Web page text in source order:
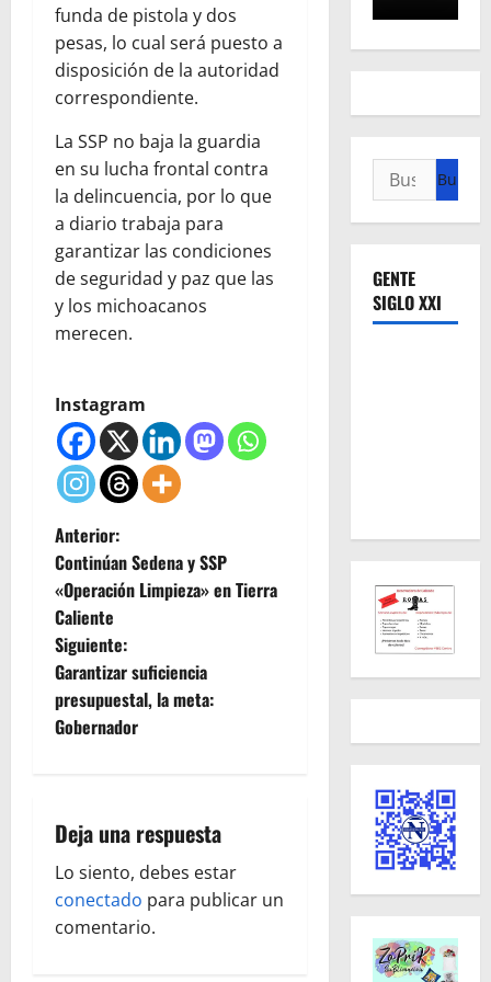
funda de pistola y dos
pesas, lo cual será puesto a
disposición de la autoridad
correspondiente.
La SSP no baja la guardia
en su lucha frontal contra
la delincuencia, por lo que
a diario trabaja para
garantizar las condiciones
de seguridad y paz que las
y los michoacanos
merecen.
Instagram
N
a
v
e
g
c
i
ó
Anterior:
Continúan Sedena y SSP
«Operación Limpieza» en Tierra
Caliente
Siguiente:
Garantizar suficiencia
presupuestal, la meta:
Gobernador
Deja una respuesta
Lo siento, debes estar
conectado para publicar un
comentario.
Buscar:
GENTE
SIGLO XXI